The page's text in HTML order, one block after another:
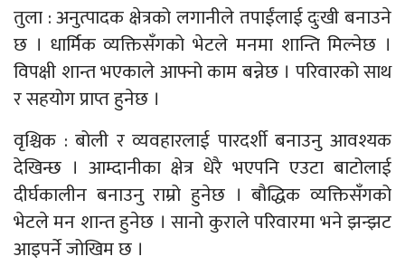
तुला : अनुत्पादक क्षेत्रको लगानीले तपाईंलाई दुःखी बनाउने
छ । धार्मिक व्यक्तिसँगको भेटले मनमा शान्ति मिल्नेछ ।
विपक्षी शान्त भएकाले आफ्नो काम बन्नेछ । परिवारको साथ
र सहयोग प्राप्त हुनेछ ।
वृश्चिक : बोली र व्यवहारलाई पारदर्शी बनाउनु आवश्यक
देखिन्छ । आम्दानीका क्षेत्र धेरै भएपनि एउटा बाटोलाई
दीर्घकालीन बनाउनु राम्रो हुनेछ । बौद्धिक व्यक्तिसँगको
भेटले मन शान्त हुनेछ । सानो कुराले परिवारमा भने झन्झट
आइपर्ने जोखिम छ ।